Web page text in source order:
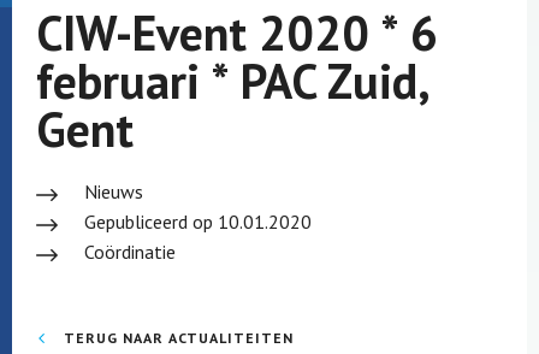
CIW-Event 2020 * 6
februari * PAC Zuid,
Gent
Nieuws
Gepubliceerd op 10.01.2020
Coördinatie
TERUG NAAR ACTUALITEITEN